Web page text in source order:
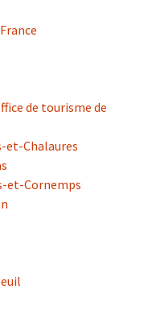
de tourisme de
et-Chalaures
et-Cornemps